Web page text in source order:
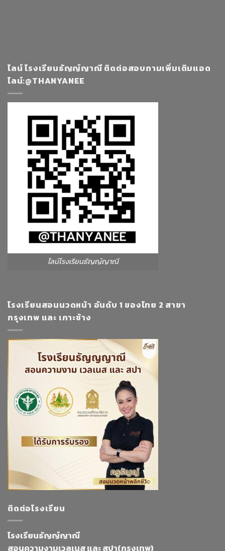
ไลน์ โรงเรียนธัญญ์ญาณี ติดต่อสอบถามเพิ่มเติมแอด
ไลน์:@THANYANEE
ไลน์โรงเรียนธัญญ์ญาณี
โรงเรียนสอนนวดหน้า อันดับ 1 ของไทย 2 สาขา
กรุงเทพ และ เกาะช้าง
ติดต่อโรงเรียน
โรงเรียนธัญญ์ญาณี
สอนความงามเวลเนส และ สปา(กรุงเทพ)